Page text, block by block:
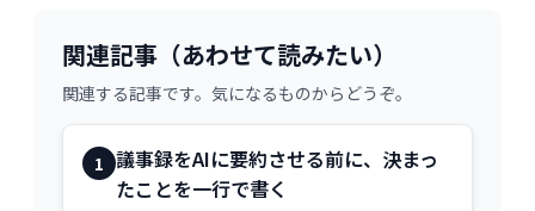
関連記事（あわせて読みたい）
関連する記事です。気になるものからどうぞ。
1 議事録をAIに要約させる前に、決まっ
たことを一行で書く